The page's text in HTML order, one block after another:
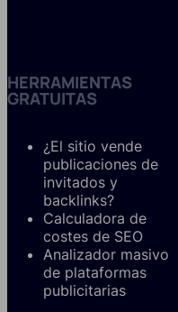
HERRAMIENTAS
GRATUITAS
¿El sitio vende
publicaciones de
invitados y
backlinks?
Calculadora de
costes de SEO
Analizador masivo
de plataformas
publicitarias